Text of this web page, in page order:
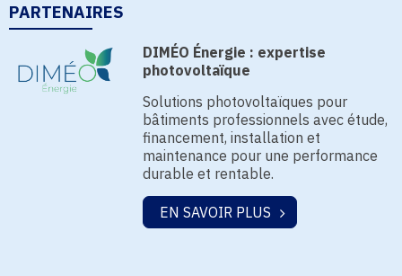
PARTENAIRES
DIMÉO Énergie : expertise
photovoltaïque
Solutions photovoltaïques pour
bâtiments professionnels avec étude,
financement, installation et
maintenance pour une performance
durable et rentable.
EN SAVOIR PLUS